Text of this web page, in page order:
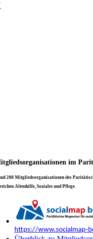
im
200 Mitgliedsorganisationen des
Altenhilfe, Soziales und Pflege.
https://www.socialmap-